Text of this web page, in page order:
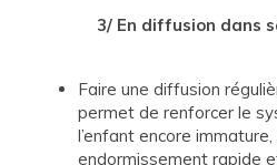
3/ En diffusion dans
Faire une diffusion
permet de renforcer le
l’enfant encore immature,
endormissement rapide